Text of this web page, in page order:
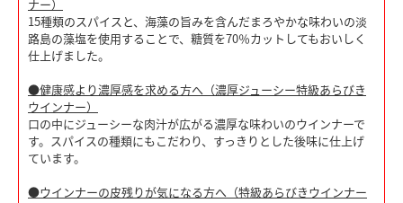
ナー）
15種類のスパイスと、海藻の旨みを含んだまろやかな味わいの淡
路島の藻塩を使用することで、糖質を70％カットしてもおいしく
仕上げました。
●健康感より濃厚感を求める方へ（濃厚ジューシー特級あらびき
ウインナー）
口の中にジューシーな肉汁が広がる濃厚な味わいのウインナーで
す。スパイスの種類にもこだわり、すっきりとした後味に仕上げ
ています。
●ウインナーの皮残りが気になる方へ（特級あらびきウインナー